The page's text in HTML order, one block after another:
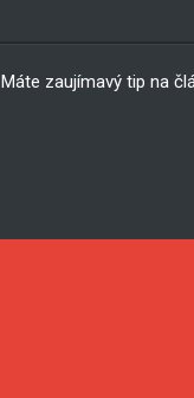
Máte zaujímavý tip na